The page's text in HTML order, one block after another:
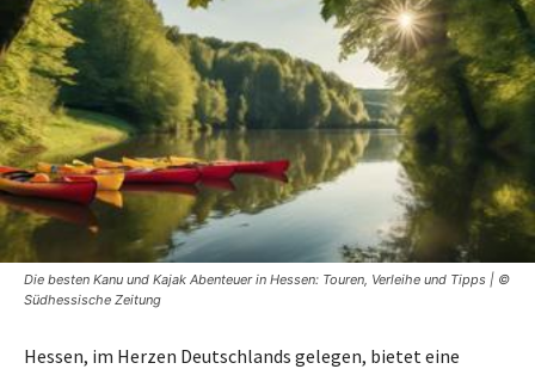
Die besten Kanu und Kajak Abenteuer in Hessen: Touren, Verleihe und Tipps | ©
Südhessische Zeitung
Hessen, im Herzen Deutschlands gelegen, bietet eine